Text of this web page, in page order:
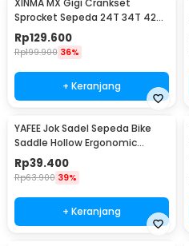
XINMA MX Gigi Crankset
Sprocket Sepeda 24T 34T 42T
7/8/9 Speed - TL-82-L
Rp129.600
Rp199.900 36%
+ Keranjang
YAFEE Jok Sadel Sepeda Bike
Saddle Hollow Ergonomic
Breathable - FX12
Rp39.400
Rp63.900 39%
+ Keranjang